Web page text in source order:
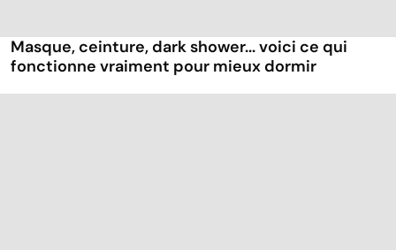
Masque, ceinture, dark shower... voici ce qui
fonctionne vraiment pour mieux dormir